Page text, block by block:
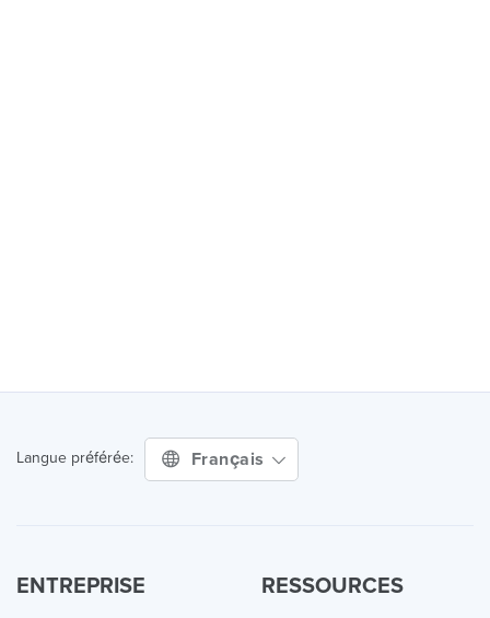
Langue préférée: Français
ENTREPRISE RESSOURCES